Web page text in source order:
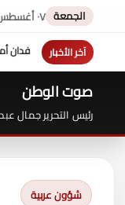
الجمعة ٠٧ أغسطس ٢٠٢٦
آخر الأخبار
صوت الوطن
رئيس التحرير جمال
شؤون عربية